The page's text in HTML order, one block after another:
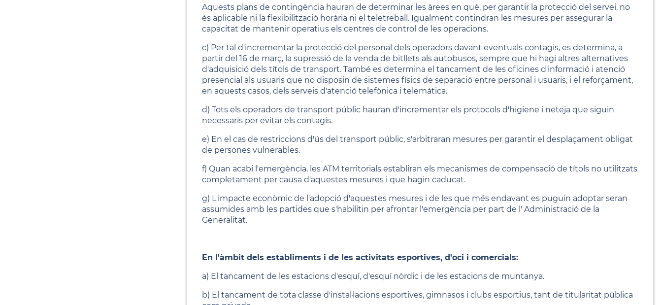
Aquests plans de contingència hauran de determinar les àrees en què, per garantir la protecció del servei, no
és aplicable ni la flexibilització horària ni el teletreball. Igualment contindran les mesures per assegurar la
capacitat de mantenir operatius els centres de control de les operacions.
c) Per tal d'incrementar la protecció del personal dels operadors davant eventuals contagis, es determina, a
partir del 16 de març, la supressió de la venda de bitllets als autobusos, sempre que hi hagi altres alternatives
d'adquisició dels títols de transport. També es determina el tancament de les oficines d'informació i atenció
presencial als usuaris que no disposin de sistemes físics de separació entre personal i usuaris, i el reforçament,
en aquests casos, dels serveis d'atenció telefònica i telemàtica.
d) Tots els operadors de transport públic hauran d'incrementar els protocols d'higiene i neteja que siguin
necessaris per evitar els contagis.
e) En el cas de restriccions d'ús del transport públic, s'arbitraran mesures per garantir el desplaçament obligat
de persones vulnerables.
f) Quan acabi l'emergència, les ATM territorials establiran els mecanismes de compensació de títols no utilitzats
completament per causa d'aquestes mesures i que hagin caducat.
g) L'impacte econòmic de l'adopció d'aquestes mesures i de les que més endavant es puguin adoptar seran
assumides amb les partides que s'habilitin per afrontar l'emergència per part de l' Administració de la
Generalitat.
En l'àmbit dels establiments i de les activitats esportives, d'oci i comercials:
a) El tancament de les estacions d'esquí, d'esquí nòrdic i de les estacions de muntanya.
b) El tancament de tota classe d'instal·lacions esportives, gimnasos i clubs esportius, tant de titularitat pública